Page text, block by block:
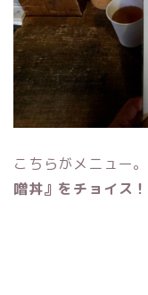
こちらがメニュー。
噌丼』をチョイス！